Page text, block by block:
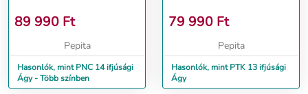
89 990 Ft
Pepita
Hasonlók, mint PNC 14 ifjúsági
Ágy - Több színben
79 990 Ft
Pepita
Hasonlók, mint PTK 13 ifjúsági
Ágy